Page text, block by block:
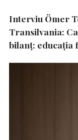
Interviu Ömer
Transilvania:
bilanț: educația